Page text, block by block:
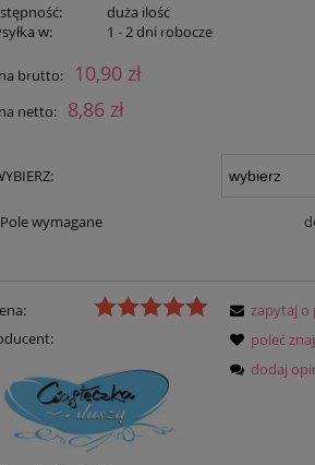
duża ilość
w:
1 - 2 dni robocze
brutto: 10,90 zł
netto: 8,86 zł
wymagane
zapytaj
poleć
dodaj